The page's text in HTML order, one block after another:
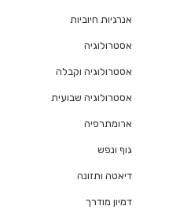
אנרגיות חיוביות
אסטרולוגיה
אסטרולוגיה וקבלה
אסטרולוגיה שבועית
ארומתרפיה
גוף ונפש
דיאטה ותזונה
דמיון מודרך